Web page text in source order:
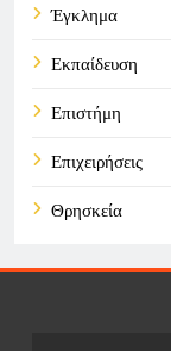
Έγκλημα
Εκπαίδευση
Επιστήμη
Επιχειρήσεις
Θρησκεία